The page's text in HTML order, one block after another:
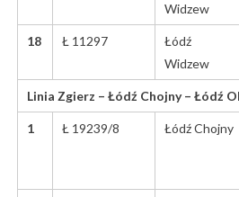
Widzew
18 Ł 11297
Łódź
Widzew
Linia Zgierz – Łódź Chojny – Łódź
1 Ł 19239/8 Łódź Chojny